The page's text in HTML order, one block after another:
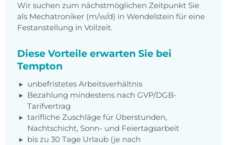
Wir suchen zum nächstmöglichen Zeitpunkt Sie
als Mechatroniker (m/w/d) in Wendelstein für eine
Festanstellung in Vollzeit.
Diese Vorteile erwarten Sie bei
Tempton
unbefristetes Arbeitsverhältnis
Bezahlung mindestens nach GVP/DGB-
Tarifvertrag
tarifliche Zuschläge für Überstunden,
Nachtschicht, Sonn- und Feiertagsarbeit
bis zu 30 Tage Urlaub (je nach